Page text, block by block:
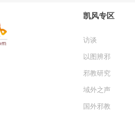
凯风专区
访谈
以图辨邪
邪教研究
域外之声
国外邪教